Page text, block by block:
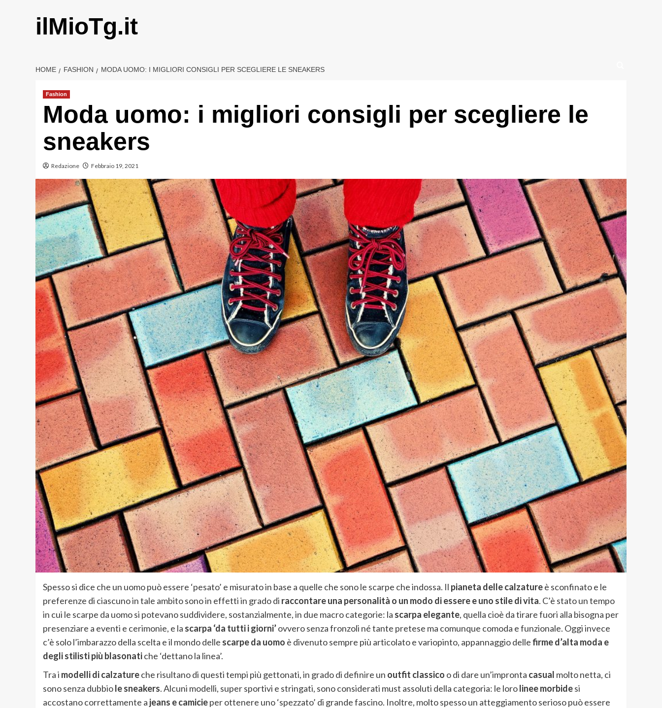
ilMioTg.it
HOME FASHION MODA UOMO: I MIGLIORI CONSIGLI PER SCEGLIERE LE SNEAKERS
Fashion
Moda uomo: i migliori consigli per scegliere le
sneakers
Redazione Febbraio 19, 2021
Spesso si dice che un uomo può essere ‘pesato’ e misurato in base a quelle che sono le scarpe che indossa. Il pianeta delle calzatureè sconfinato e le
preferenze di ciascuno in tale ambito sono in effetti in grado di raccontare una personalità o un modo di essere e uno stile di vita. C’è stato un tempo
in cui le scarpe da uomo si potevano suddividere, sostanzialmente, in due macro categorie: la scarpa elegante, quella cioè da tirare fuori alla bisogna per
presenziare a eventi e cerimonie, e la scarpa ‘da tutti i giorni’ovvero senza fronzoli né tante pretese ma comunque comoda e funzionale. Oggi invece
c’è solo l’imbarazzo della scelta e il mondo delle scarpe da uomo è divenuto sempre più articolato e variopinto, appannaggio dellefirme d’alta moda e
degli stilisti più blasonatiche ‘dettano la linea’.
Tra i modelli di calzatureche risultano di questi tempi più gettonati, in grado di definire un outfit classico o di dare un’impronta casual molto netta, ci
sono senza dubbiole sneakers. Alcuni modelli, super sportivi e stringati, sono considerati must assoluti della categoria: le lorolinee morbidesi
accostano correttamente a jeans e camicieper ottenere uno ‘spezzato’ di grande fascino. Inoltre, molto spesso un atteggiamento serioso può essere